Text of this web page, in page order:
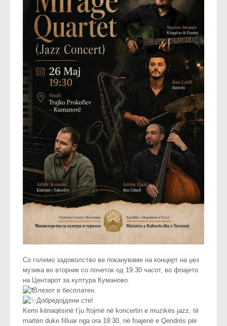
Со големо задоволство ве покануваме на концерт на џез
музика во вторник со почеток од 19:30 часот, во фоајето
на Центарот за култура Куманово.
Влезот е бесплатен.
Добредојдени сте!
Kemi kënaqësinë t’ju ftojmë në koncertin e muzikës jazz, të
martën duke filluar nga ora 19:30, në foajenë e Qendrës për